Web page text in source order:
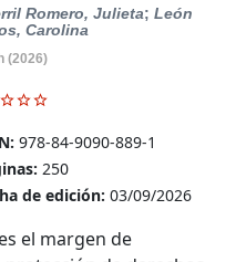
Romero, Julieta; León
Carolina
(2026)
978-84-9090-889-1
250
de edición: 03/09/2026
el margen de